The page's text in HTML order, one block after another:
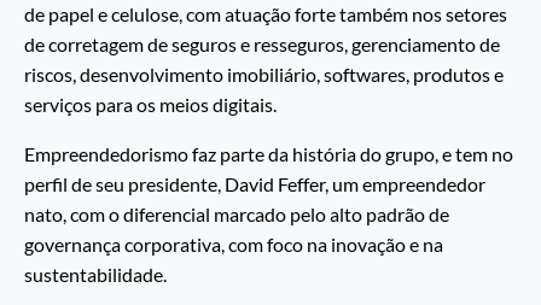
de papel e celulose, com atuação forte também nos setores
de corretagem de seguros e resseguros, gerenciamento de
riscos, desenvolvimento imobiliário, softwares, produtos e
serviços para os meios digitais.
Empreendedorismo faz parte da história do grupo, e tem no
perfil de seu presidente, David Feffer, um empreendedor
nato, com o diferencial marcado pelo alto padrão de
governança corporativa, com foco na inovação e na
sustentabilidade.